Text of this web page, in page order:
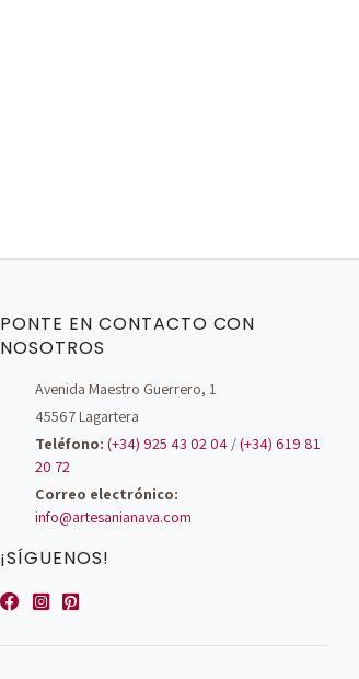
PONTE EN CONTACTO CON
NOSOTROS
Avenida Maestro Guerrero, 1
45567 Lagartera
Teléfono: (+34) 925 43 02 04 /(+34) 619 81
20 72
Correo electrónico:
info@artesanianava.com
¡SÍGUENOS!